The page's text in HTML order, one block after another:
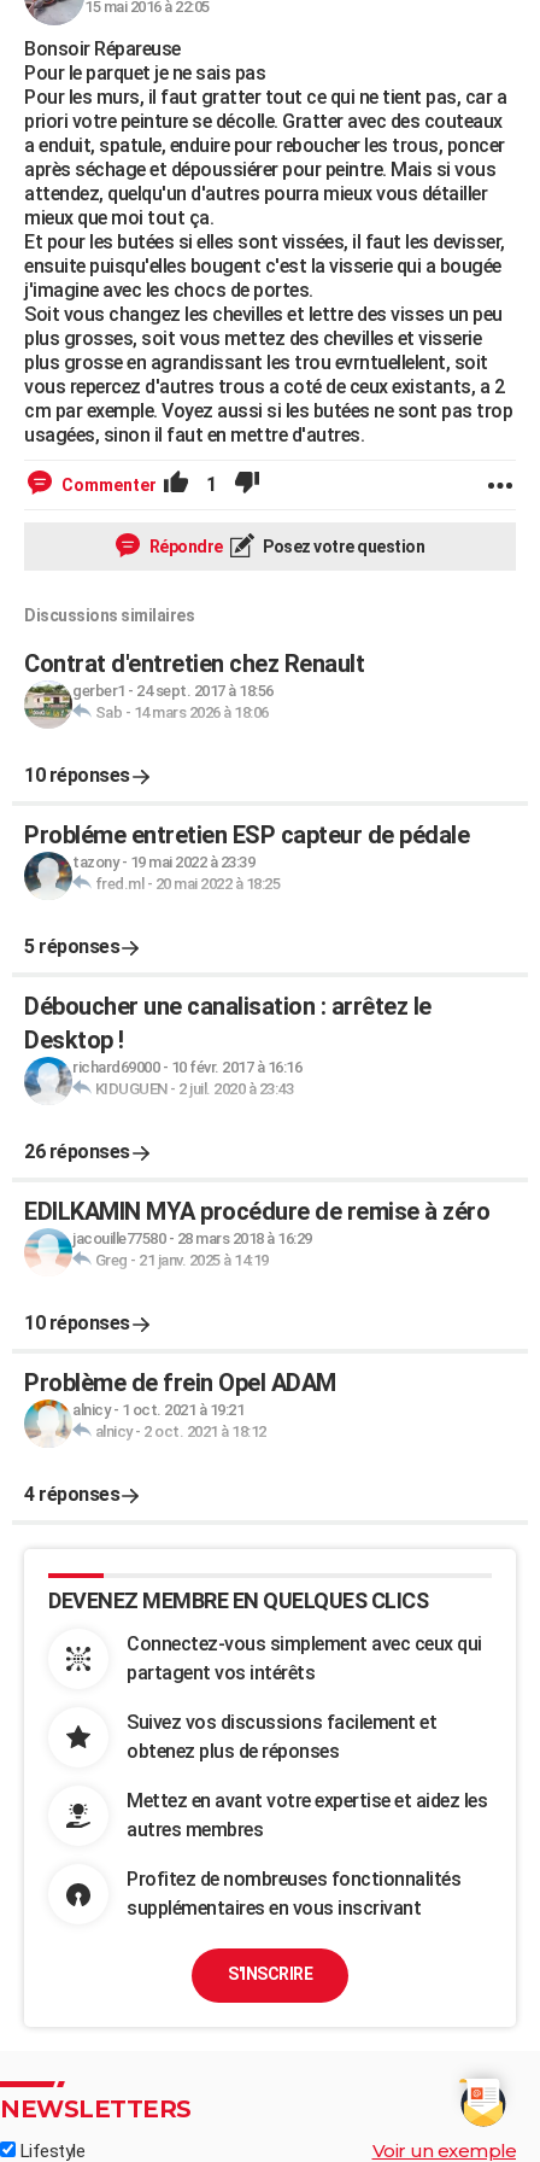
15 mai 2016 à 22:05
Bonsoir Répareuse
Pour le parquet je ne sais pas
Pour les murs, il faut gratter tout ce qui ne tient pas, car a
priori votre peinture se décolle. Gratter avec des couteaux
a enduit, spatule, enduire pour reboucher les trous, poncer
après séchage et dépoussiérer pour peintre. Mais si vous
attendez, quelqu'un d'autres pourra mieux vous détailler
mieux que moi tout ça.
Et pour les butées si elles sont vissées, il faut les devisser,
ensuite puisqu'elles bougent c'est la visserie qui a bougée
j'imagine avec les chocs de portes.
Soit vous changez les chevilles et lettre des visses un peu
plus grosses, soit vous mettez des chevilles et visserie
plus grosse en agrandissant les trou evrntuellelent, soit
vous repercez d'autres trous a coté de ceux existants, a 2
cm par exemple. Voyez aussi si les butées ne sont pas trop
usagées, sinon il faut en mettre d'autres.
Commenter 1
Répondre Posez votre question
Discussions similaires
Contrat d'entretien chez Renault
gerber1 - 24 sept. 2017 à 18:56
Sab - 14 mars 2026 à 18:06
10 réponses
Probléme entretien ESP capteur de pédale
tazony- 19 mai 2022 à 23:39
fred.ml - 20 mai 2022 à 18:25
5 réponses
Déboucher une canalisation : arrêtez le
Desktop !
richard69000- 10 févr. 2017 à 16:16
KIDUGUEN- 2 juil. 2020 à 23:43
26 réponses
EDILKAMIN MYA procédure de remise à zéro
jacouille77580- 28 mars 2018 à 16:29
Greg - 21 janv. 2025 à 14:19
10 réponses
Problème de frein Opel ADAM
alnicy- 1 oct. 2021 à 19:21
alnicy- 2 oct. 2021 à 18:12
4 réponses
DEVENEZ MEMBRE EN QUELQUES CLICS
Connectez-vous simplement avec ceux qui
partagent vos intérêts
Suivez vos discussions facilement et
obtenez plus de réponses
Mettez en avant votre expertise et aidez les
autres membres
Profitez de nombreuses fonctionnalités
supplémentaires en vous inscrivant
S'INSCRIRE
NEWSLETTERS
Lifestyle Voir un exemple